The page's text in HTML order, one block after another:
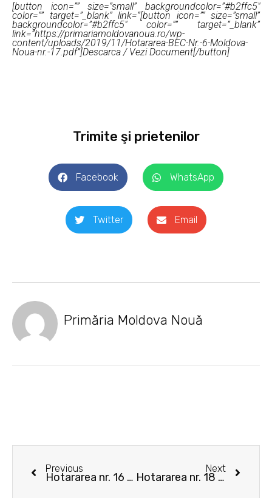
[button icon=”” size=”small” backgroundcolor=”#b2ffc5″
color=”” target=”_blank” link=”[button icon=”” size=”small”
backgroundcolor=”#b2ffc5″ color=”” target=”_blank”
link=”https://primariamoldovanoua.ro/wp-
content/uploads/2019/11/Hotararea-BEC-Nr.-6-Moldova-
Noua-nr.-17.pdf”]Descarca / Vezi Document[/button]
Trimite şi prietenilor
Facebook WhatsApp
Twitter Email
Primăria Moldova Nouă
Prev
Previous
Hotararea nr. 16 a Biroului Electoral de Circumscriptie nr. 6 Moldova Noua
Next
Hotararea nr. 18 a Biroului Electoral de Circumscriptie nr. 6 Moldova Noua
Next